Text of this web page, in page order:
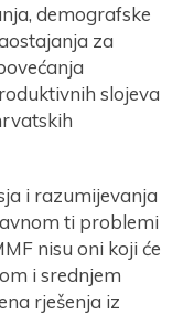
demografske
za
slojeva
i razumijevanja
ti problemi
nisu oni koji će
i srednjem
rješenja iz